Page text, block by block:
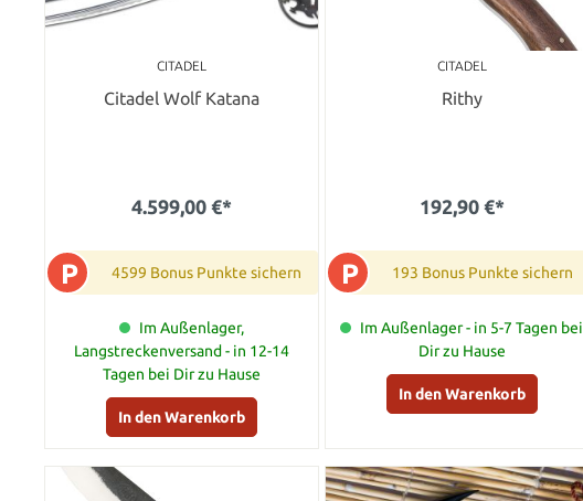
CITADEL
Citadel Wolf Katana
4.599,00 €*
P 4599 Bonus Punkte sichern
Im Außenlager,
Langstreckenversand - in 12-14
Tagen bei Dir zu Hause
In den Warenkorb
CITADEL
Rithy
192,90 €*
P 193 Bonus Punkte sichern
Im Außenlager - in 5-7 Tagen bei
Dir zu Hause
In den Warenkorb